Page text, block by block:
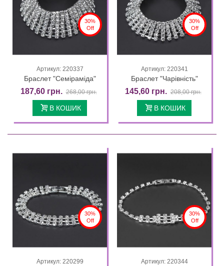
30%
Off
Артикул: 220337
Браслет "Семіраміда"
187,60 грн. 268,00 грн.
В КОШИК
30%
Off
Артикул: 220341
Браслет "Чарівність"
145,60 грн. 208,00 грн.
В КОШИК
30%
Off
Артикул: 220299
30%
Off
Артикул: 220344